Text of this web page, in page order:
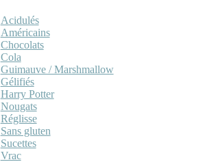
Acidulés
Américains
Chocolats
Cola
Guimauve / Marshmallow
Gélifiés
Harry Potter
Nougats
Réglisse
Sans gluten
Sucettes
Vrac